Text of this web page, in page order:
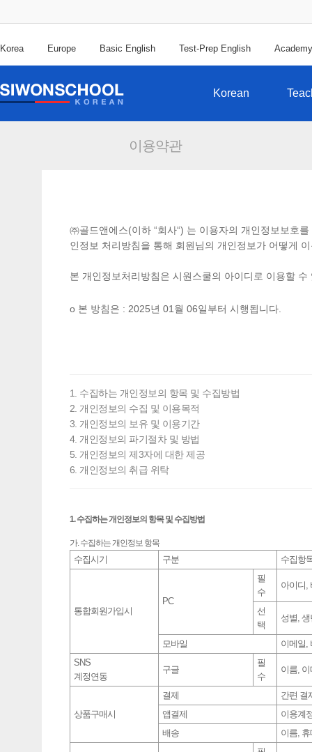
Korea Europe Basic English Test-Prep English Academy
Korean
이용약관
㈜골드앤에스(이하 “회사“) 는 이용자의 개인정보보호
인정보 처리방침을 통해 회원님의 개인정보가 어떻게
본 개인정보처리방침은 시원스쿨의 아이디로 이용할
ο 본 방침은 : 2025년 01월 06일부터 시행됩니다.
1. 수집하는 개인정보의 항목 및 수집방법
2. 개인정보의 수집 및 이용목적
3. 개인정보의 보유 및 이용기간
4. 개인정보의 파기절차 및 방법
5. 개인정보의 제3자에 대한 제공
6. 개인정보의 취급 위탁
1. 수집하는 개인정보의 항목 및 수집방법
가. 수집하는 개인정보 항목
수집시기 구분 수집항
통합회원가입시
PC
필
수
아이디,
선
택
성별,
모바일
이메일,
SNS
계정연동
구글
필
수
이름,
상품구매시
결제
간편 결
앱결제
이용계
배송
이름,